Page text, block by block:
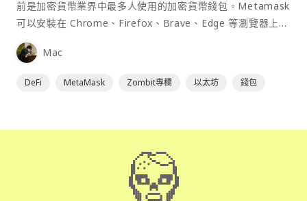
前是加密貨幣業界中最多人使用的加密貨幣錢包。Metamask
可以安裝在 Chrome、Firefox、Brave、Edge 等瀏覽器上作
為插件使用，具備許多功能且使用上非常方便。
Mac
DeFi MetaMask Zombit專欄 以太坊 錢包